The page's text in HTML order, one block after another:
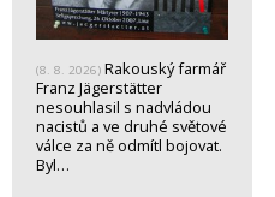
(8. 8. 2026) Rakouský farmář
Franz Jägerstätter
nesouhlasil s nadvládou
nacistů a ve druhé světové
válce za ně odmítl bojovat.
Byl…